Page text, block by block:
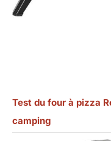
Test du four à pizza
camping